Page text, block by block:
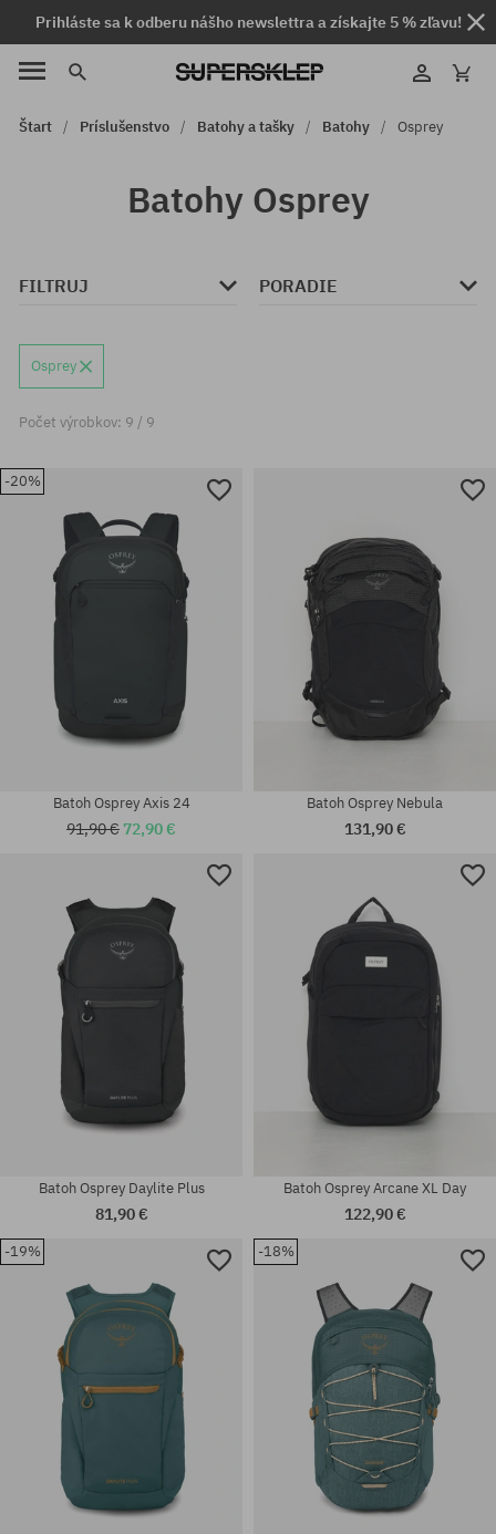
Prihláste sa k odberu nášho newslettra a získajte 5 % zľavu!
Štart Príslušenstvo Batohy a tašky Batohy Osprey
Batohy Osprey
FILTRUJ PORADIE
Osprey
Počet výrobkov: 9 / 9
-20%
univerzálna veľkosť
Batoh Osprey Axis 24
91,90 € 72,90 €
univerzálna veľkosť
Batoh Osprey Nebula
131,90 €
Batoh Osprey Daylite Plus
81,90 €
Batoh Osprey Arcane XL Day
122,90 €
-19% -18%